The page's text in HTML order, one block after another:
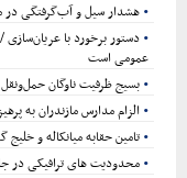
هشدار سیل و آب‌گرفتگی در
دستور برخورد با
عمومی است
بسیج ظرفیت ناوگان حمل‌ونقل
الزام مدارس مازندران به
تامین حقابه میانکاله و
محدودیت های ترافیکی در